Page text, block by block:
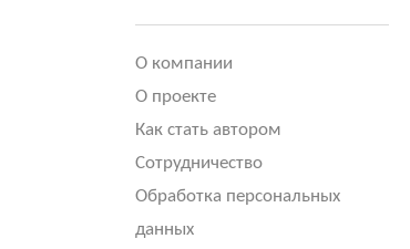
О компании
О проекте
Как стать автором
Сотрудничество
Обработка персональных
данных